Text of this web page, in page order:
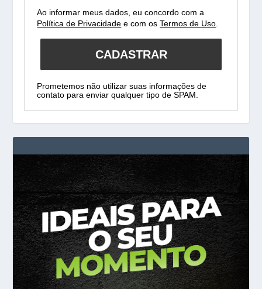
Ao informar meus dados, eu concordo com a
Política de Privacidade e com osTermos de Uso
CADASTRAR
Prometemos não utilizar suas informações de
contato para enviar qualquer tipo de SPAM.